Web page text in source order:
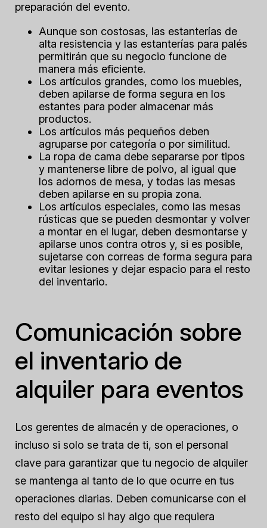
preparación del evento.
Aunque son costosas, las estanterías de
alta resistencia y las estanterías para palés
permitirán que su negocio funcione de
manera más eficiente.
Los artículos grandes, como los muebles,
deben apilarse de forma segura en los
estantes para poder almacenar más
productos.
Los artículos más pequeños deben
agruparse por categoría o por similitud.
La ropa de cama debe separarse por tipos
y mantenerse libre de polvo, al igual que
los adornos de mesa, y todas las mesas
deben apilarse en su propia zona.
Los artículos especiales, como las mesas
rústicas que se pueden desmontar y volver
a montar en el lugar, deben desmontarse y
apilarse unos contra otros y, si es posible,
sujetarse con correas de forma segura para
evitar lesiones y dejar espacio para el resto
del inventario.
Comunicación sobre
el inventario de
alquiler para eventos
Los gerentes de almacén y de operaciones, o
incluso si solo se trata de ti, son el personal
clave para garantizar que tu negocio de alquiler
se mantenga al tanto de lo que ocurre en tus
operaciones diarias. Deben comunicarse con el
resto del equipo si hay algo que requiera